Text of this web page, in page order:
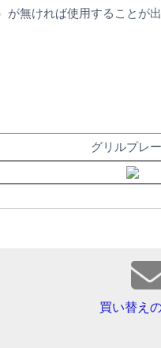
無ければ使用することが出
グリルプレ
買い替え